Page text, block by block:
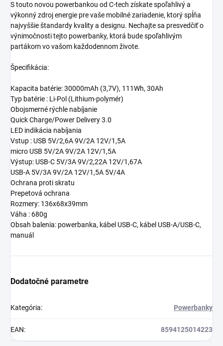
S touto novou powerbankou od C-tech získate spoľahlivý a
výkonný zdroj energie pre vaše mobilné zariadenie, ktorý spĺňa
najvyššie štandardy kvality a designu. Nechajte sa presvedčiť o
výnimočnosti tejto powerbanky, ktorá bude spoľahlivým
partákom vo vašom každodennom živote.
Špecifikácia:
Kapacita batérie: 30000mAh (3,7V), 111Wh, 30Ah
Typ batérie : Li-Pol (Lithium-polymér)
Obojsmerné rýchle nabíjanie
Quick Charge/Power Delivery 3.0
LED indikácia nabíjania
Vstup : USB 5V/2,6A 9V/2A 12V/1,5A
micro USB 5V/2A 9V/2A 12V/1,5A
Výstup: USB-C 5V/3A 9V/2,22A 12V/1,67A
USB-A 5V/3A 9V/2A 12V/1,5A 5V/4A
Ochrana proti skratu
Prepetová ochrana
Rozmery: 136x68x39mm
Váha : 680g
Obsah balenia: powerbanka, kábel USB-C, kábel USB-A/USB-C,
manuál
Dodatočné parametre
Kategória: Powerbanky
EAN: 8594125014223